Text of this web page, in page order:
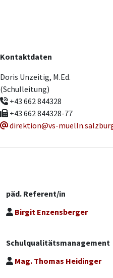
Kontaktdaten
Doris Unzeitig, M.Ed.
(Schulleitung)
+43 662 844328
+43 662 844328-77
direktion@vs-
päd. Referent/in
Birgit Enzensberger
Schulqualitätsmanagement
Mag. Thomas Heidinger